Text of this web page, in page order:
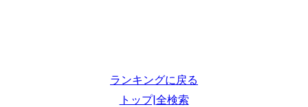
ランキングに戻る
トップ|全検索